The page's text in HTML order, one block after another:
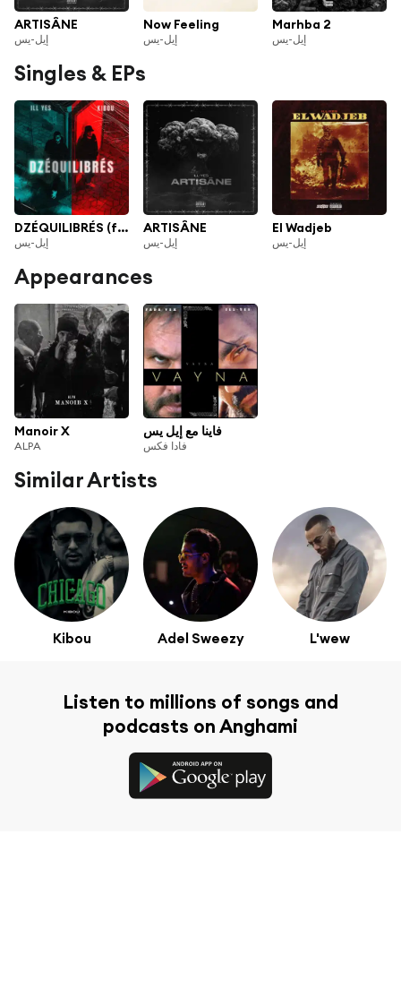
ARTISÂNE
إيل-يس
Now Feeling
إيل-يس
Marhba 2
إيل-يس
Singles & EPs
DZÉQUILIBRÉS (feat. Kibou)
إيل-يس
ARTISÂNE
إيل-يس
El Wadjeb
إيل-يس
Appearances
Manoir X
ALPA
فاينا مع إيل يس
فادا فكس
Similar Artists
Kibou Adel Sweezy L'wew
Listen to millions of songs and
podcasts on Anghami